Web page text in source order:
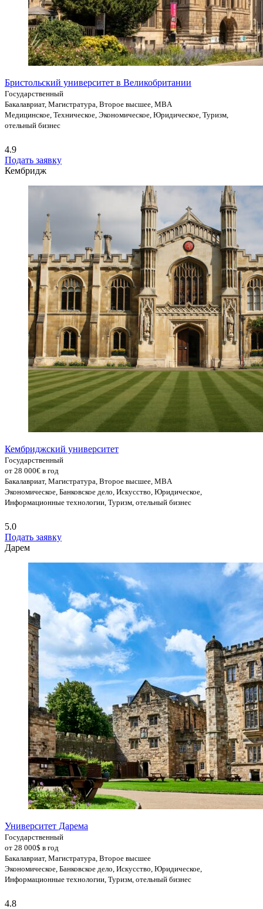
Бристольский университет в Великобритании
Государственный
Бакалавриат, Магистратура, Второе высшее, MBA
Медицинское, Техническое, Экономическое, Юридическое, Туризм,
отельный бизнес
4.9
Подать заявку
Кембридж
Кембриджский университет
Государственный
от 28 000€ в год
Бакалавриат, Магистратура, Второе высшее, MBA
Экономическое, Банковское дело, Искусство, Юридическое,
Информационные технологии, Туризм, отельный бизнес
5.0
Подать заявку
Дарем
Университет Дарема
Государственный
от 28 000$ в год
Бакалавриат, Магистратура, Второе высшее
Экономическое, Банковское дело, Искусство, Юридическое,
Информационные технологии, Туризм, отельный бизнес
4.8